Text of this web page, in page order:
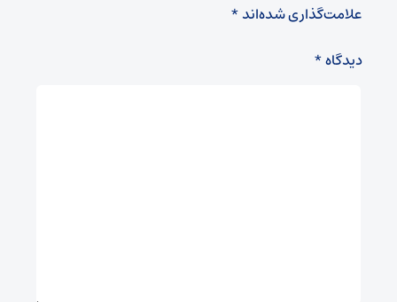
علامت‌گذاری شده‌اند*
دیدگاه*